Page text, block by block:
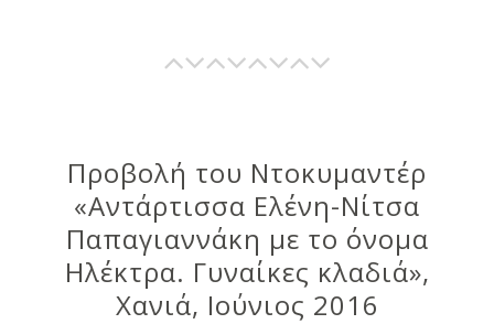
Προβολή του Ντοκυμαντέρ
«Αντάρτισσα Ελένη-Νίτσα
Παπαγιαννάκη με το όνομα
Ηλέκτρα. Γυναίκες κλαδιά»,
Χανιά, Ιούνιος 2016